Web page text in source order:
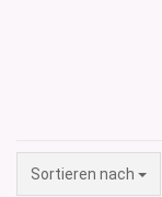
Sortieren nach
Sortieren nach